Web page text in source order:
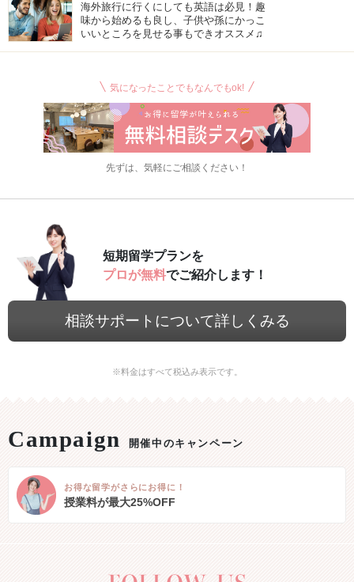
海外旅行に行くにしても英語は必見！趣
味から始めるも良し、子供や孫にかっこ
いいところを見せる事もできオススメ♫
気になったことでもなんでもok!
先ずは、気軽にご相談ください！
短期留学プランを
プロが無料でご紹介します！
相談サポートについて詳しくみる
※料金はすべて税込み表示です。
開催中のキャンペーン
お得な留学がさらにお得に！
授業料が最大25%OFF